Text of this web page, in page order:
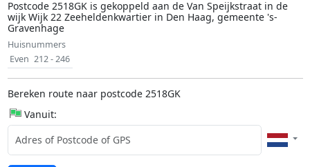
Postcode 2518GK is gekoppeld aan de Van Speijkstraat in de
wijk Wijk 22 Zeeheldenkwartier in Den Haag, gemeente 's-
Gravenhage
Huisnummers
Even 212 - 246
Bereken route naar postcode 2518GK
Vanuit: